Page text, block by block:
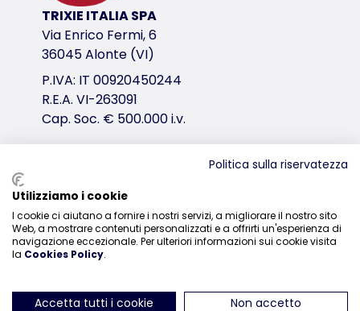
in poliestere
colore: nero/giallo
variante di prodotto
variante di prodotto: numero unico del
XS
Misure
28 cm
fino a
Circonferenza addominale
TRIXIE ITALIA SPA
Via Enrico Fermi, 6
36045 Alonte (VI)
P.IVA: IT 00920450244
R.E.A. VI-263091
Cap. Soc. € 500.000 i.v.
Distribuzione
0444-835329
Politica sulla riservatezza
Utilizziamo i cookie
I cookie ci aiutano a fornire i nostri servizi, a migliorare il nostro sito
Web, a mostrare contenuti personalizzati e a offrirti un'esperienza di
navigazione eccezionale. Per ulteriori informazioni sui cookie visita
la Cookies Policy.
Accetta tutti i cookie Non accetto